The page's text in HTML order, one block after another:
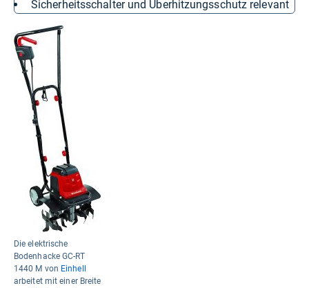
Sicherheitsschalter und Überhitzungsschutz relevant
Die elektrische
Bodenhacke GC-RT
1440 M von Einhell
arbeitet mit einer Breite